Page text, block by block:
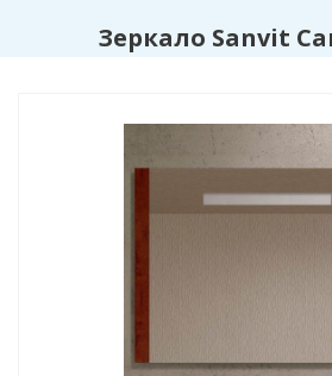
Зеркало Sanvit